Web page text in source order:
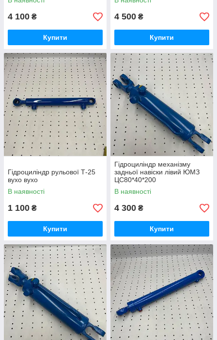
4 100 ₴
Купити
4 500 ₴
Купити
Гідроциліндр рульової Т-25
вухо вухо
В наявності
1 100 ₴
Купити
Гідроциліндр механізму
задньої навіски лівий ЮМЗ
ЦС80*40*200
В наявності
4 300 ₴
Купити